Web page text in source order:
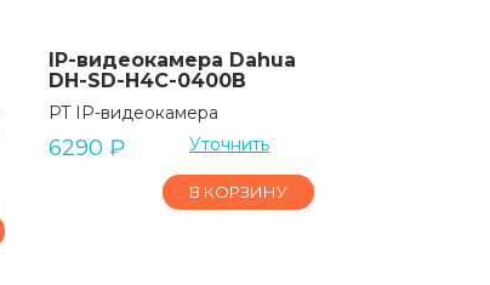
IP-видеокамера Dahua
DH-SD-H4C-0400B
PT IP-видеокамера
6290 ₽ Уточнить
В КОРЗИНУ